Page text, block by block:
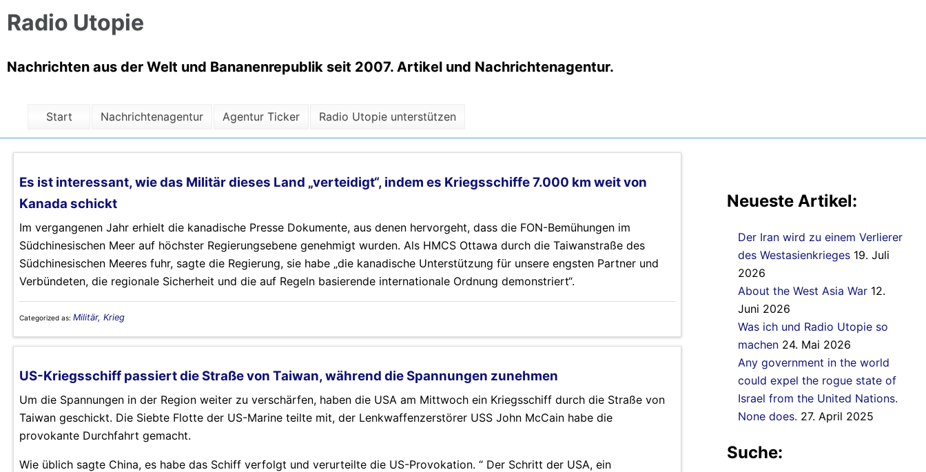
Radio Utopie
Nachrichten aus der Welt und Bananenrepublik seit 2007. Artikel und Nachrichtenagentur.
Start Nachrichtenagentur Agentur Ticker Radio Utopie unterstützen
Es ist interessant, wie das Militär dieses Land „verteidigt“, indem es Kriegsschiffe 7.000 km weit von
Kanada schickt
Im vergangenen Jahr erhielt die kanadische Presse Dokumente, aus denen hervorgeht, dass die FON-Bemühungen im
Südchinesischen Meer auf höchster Regierungsebene genehmigt wurden. Als HMCS Ottawa durch die Taiwanstraße des
Südchinesischen Meeres fuhr, sagte die Regierung, sie habe „die kanadische Unterstützung für unsere engsten Partner und
Verbündeten, die regionale Sicherheit und die auf Regeln basierende internationale Ordnung demonstriert“.
Categorized as: Militär, Krieg
US-Kriegsschiff passiert die Straße von Taiwan, während die Spannungen zunehmen
Um die Spannungen in der Region weiter zu verschärfen, haben die USA am Mittwoch ein Kriegsschiff durch die Straße von
Taiwan geschickt. Die Siebte Flotte der US-Marine teilte mit, der Lenkwaffenzerstörer USS John McCain habe die
provokante Durchfahrt gemacht.
Wie üblich sagte China, es habe das Schiff verfolgt und verurteilte die US-Provokation. “ Der Schritt der USA, ein
Neueste Artikel:
Der Iran wird zu einem Verlierer
des Westasienkrieges 19. Juli
2026
About the West Asia War 12.
Juni 2026
Was ich und Radio Utopie so
machen 24. Mai 2026
Any government in the world
could expel the rogue state of
Israel from the United Nations.
None does. 27. April 2025
Suche: